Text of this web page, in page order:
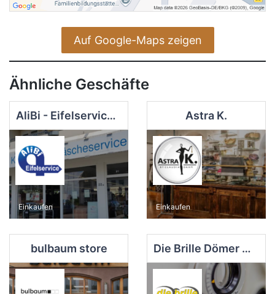
Auf Google-Maps zeigen
Ähnliche Geschäfte
AliBi - Eifelservice gemeinnützige Gesellschaft für Arbeit und Qualifizierung mbH
Einkaufen
Astra K.
Einkaufen
bulbaum store Die Brille Dömer GmbH